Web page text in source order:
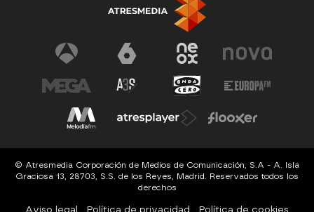
© Atresmedia Corporación de Medios de Comunicación, S.A - A. Isla
Graciosa 13, 28703, S.S. de los Reyes, Madrid. Reservados todos los
derechos
Aviso legal Política de privacidad Política de cookies